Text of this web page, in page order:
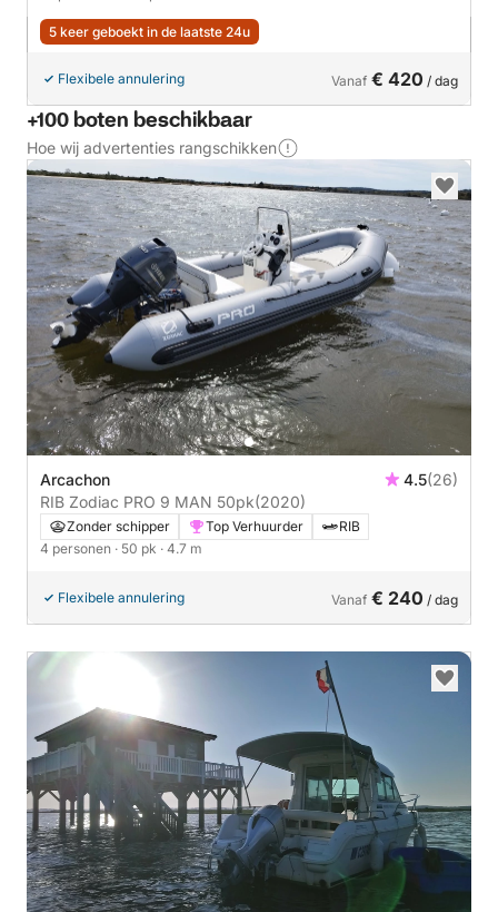
5 keer geboekt in de laatste 24u
Flexibele annulering Vanaf € 420 / dag
+100 boten beschikbaar
Hoe wij advertenties rangschikken
Arcachon 4.5(26)
RIB Zodiac PRO 9 MAN 50pk(2020)
Zonder schipper Top Verhuurder
RIB
4 personen · 50 pk · 4.7 m
Flexibele annulering Vanaf € 240 / dag